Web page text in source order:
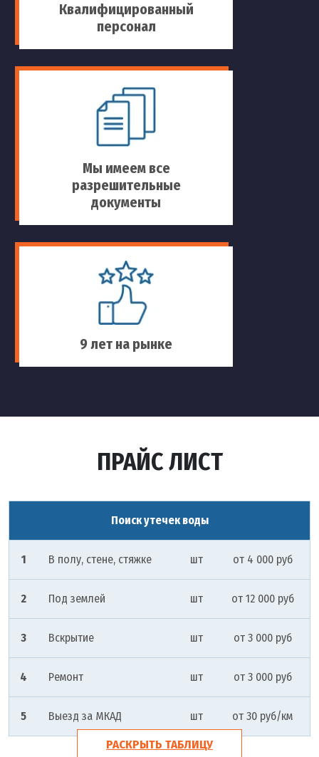
Квалифицированный
персонал
Мы имеем все
разрешительные
документы
9 лет на рынке
ПРАЙС ЛИСТ
Поиск утечек воды
1 В полу, стене, стяжке шт от 4 000 руб
2 Под землей шт от 12 000 руб
3 Вскрытие шт от 3 000 руб
4 Ремонт шт от 3 000 руб
5 Выезд за МКАД шт от 30 руб/км
РАСКРЫТЬ ТАБЛИЦУ